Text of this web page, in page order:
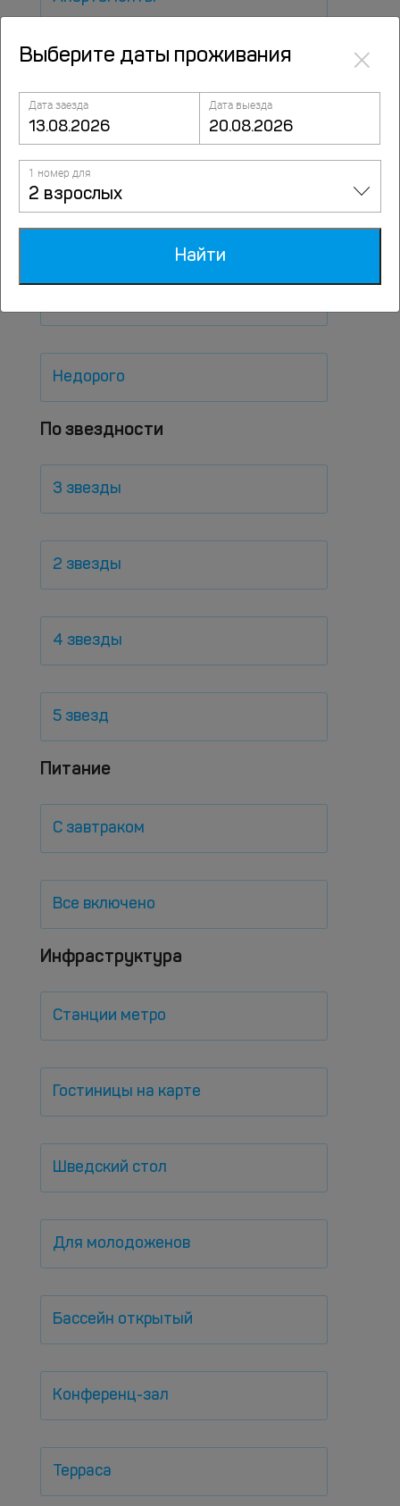
Хостелы
Бутик-отели
Недорого
По звездности
3 звезды
2 звезды
4 звезды
5 звезд
Питание
С завтраком
Все включено
Инфраструктура
Станции метро
Гостиницы на карте
Шведский стол
Для молодоженов
Бассейн открытый
Конференц-зал
Терраса
Выберите даты проживания ×
Дата заезда Дата выезда
1 номер для
2 взрослых
Найти